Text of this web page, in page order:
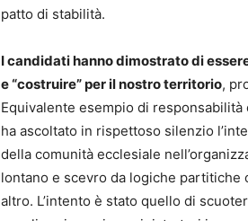
patto di stabilità.
I candidati hanno dimostrato di
e “costruire” per il nostro territorio,
Equivalente esempio di
ha ascoltato in rispettoso silenzio
della comunità ecclesiale
lontano e scevro da logiche partitiche
altro. L’intento è stato quello di